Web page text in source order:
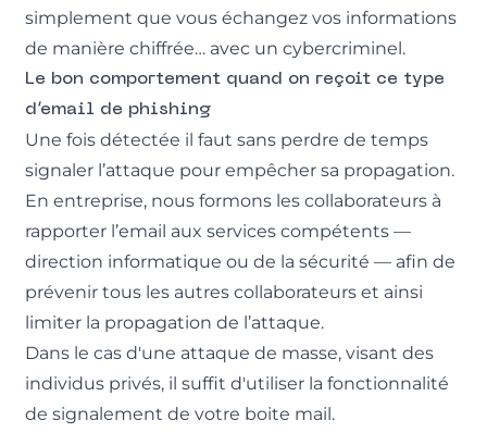
simplement que vous échangez vos informations
de manière chiffrée… avec un cybercriminel.
Le bon comportement quand on reçoit ce type
d’email de phishing
Une fois détectée il faut sans perdre de temps
signaler l’attaque pour empêcher sa propagation.
En entreprise, nous formons les collaborateurs à
rapporter l’email aux services compétents —
direction informatique ou de la sécurité — afin de
prévenir tous les autres collaborateurs et ainsi
limiter la propagation de l’attaque.
Dans le cas d'une attaque de masse, visant des
individus privés, il suffit d'utiliser la fonctionnalité
de signalement de votre boite mail.